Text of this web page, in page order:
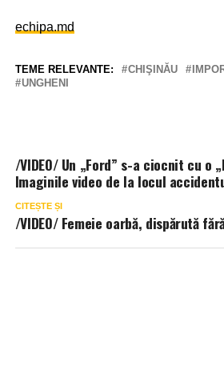
echipa.md
TEME RELEVANTE: CHIŞINĂU
UNGHENI
/VIDEO/ Un „Ford” s-a ciocnit cu o
Imaginile video de la locul
CITEȘTE ȘI
/VIDEO/ Femeie oarbă, dispărută